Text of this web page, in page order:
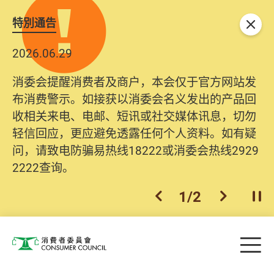
特別通告
2026.06.29
消委会提醒消费者及商户，本会仅于官方网站发
布消费警示。如接获以消委会名义发出的产品回
收相关来电、电邮、短讯或社交媒体讯息，切勿
轻信回应，更应避免透露任何个人资料。如有疑
问，请致电防骗易热线18222或消委会热线2929
2222查询。
2025.10.31
为提升使用者体验及网络安全，本会的投诉处理
系统已经进行升级及推出新功能。由2025年11月
10日起，消费者需要提供基本联络资料（包括姓
名、电邮及电话）注册帐户，才可提交投诉、查
询及建议。所有提交纪录将清晰整合于帐户中，
方便日后作出跟进。
上一个
2/2 下一个开
关闭
消费者委员会 目